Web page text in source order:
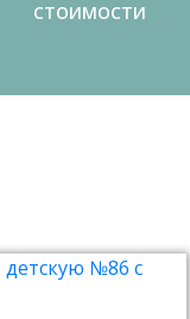
СТОИМОСТИ